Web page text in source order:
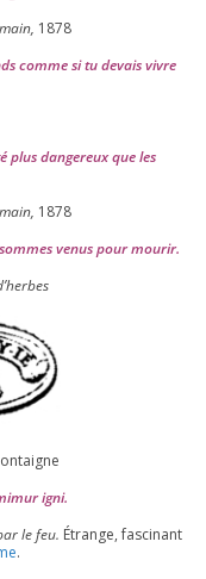
1878
comme si tu devais vivre
plus dan­ge­reux que les
1878
venus pour mourir.
igni.
le feu. Étrange, fas­ci­nant
.